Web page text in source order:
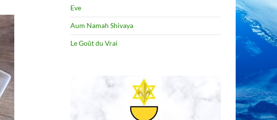
Eve
Aum Namah Shivaya
Le Goût du Vrai